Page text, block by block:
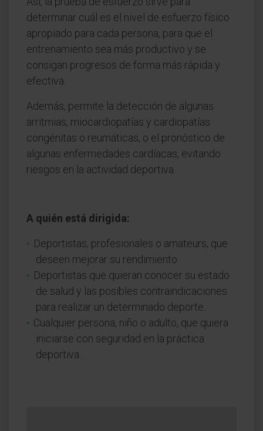
determinar cuál es el nivel de esfuerzo físico
apropiado para cada persona, para que el
entrenamiento sea más productivo y se
consigan progresos de forma más rápida y
efectiva.
Además, permite la detección de algunas
arritmias, miocardiopatías y cardiopatías
congénitas o reumáticas, o el pronóstico de
algunas enfermedades cardíacas, evitando
riesgos en la actividad deportiva.
A quién está dirigida:
Deportistas, profesionales o amateurs, que
deseen mejorar su rendimiento.
Deportistas que quieran conocer su estado
de salud y las posibles contraindicaciones
para realizar un determinado deporte.
Cualquier persona, niño o adulto, que quiera
iniciarse con seguridad en la práctica
deportiva.